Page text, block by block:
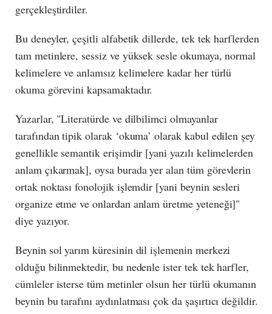
gerçekleştirdiler.
Bu deneyler, çeşitli alfabetik dillerde, tek tek harflerden
tam metinlere, sessiz ve yüksek sesle okumaya, normal
kelimelere ve anlamsız kelimelere kadar her türlü
okuma görevini kapsamaktadır.
Yazarlar, "Literatürde ve dilbilimci olmayanlar
tarafından tipik olarak ‘okuma’ olarak kabul edilen şey
genellikle semantik erişimdir [yani yazılı kelimelerden
anlam çıkarmak], oysa burada yer alan tüm görevlerin
ortak noktası fonolojik işlemdir [yani beynin sesleri
organize etme ve onlardan anlam üretme yeteneği]"
diye yazıyor.
Beynin sol yarım küresinin dil işlemenin merkezi
olduğu bilinmektedir, bu nedenle ister tek tek harfler,
cümleler isterse tüm metinler olsun her türlü okumanın
beynin bu tarafını aydınlatması çok da şaşırtıcı değildir.